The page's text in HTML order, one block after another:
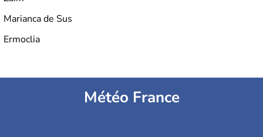
Marianca de Sus
Ermoclia
Météo France